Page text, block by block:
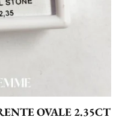
OVALE 2.35CT